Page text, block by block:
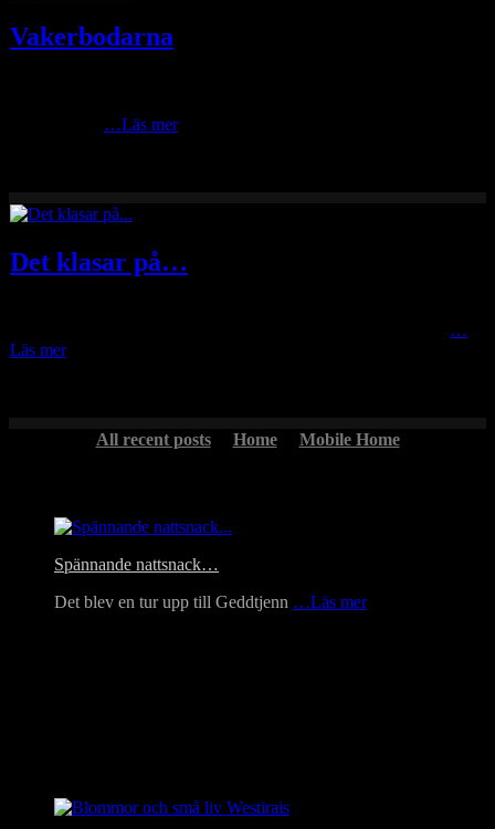
Vakerbodarna
…Läs mer
Det klasar på…
…
Läs mer
All recent posts Home Mobile Home
Spännande nattsnack…
Det blev en tur upp till Geddtjenn …Läs mer